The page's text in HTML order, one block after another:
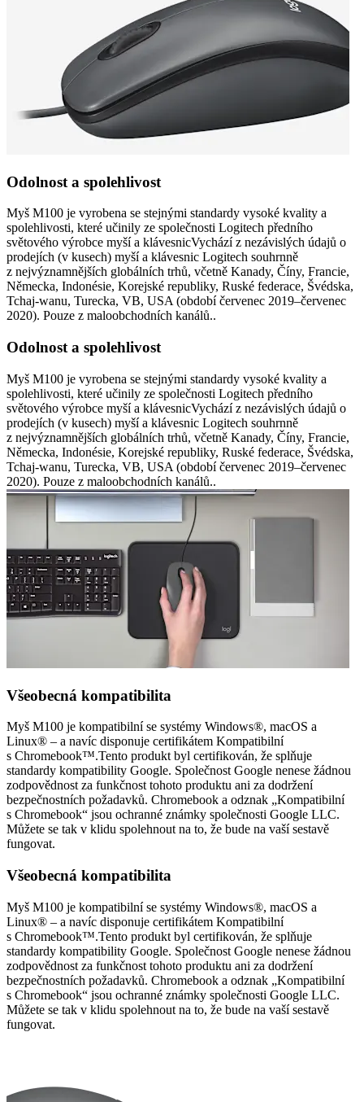
Odolnost a spolehlivost
Myš M100 je vyrobena se stejnými standardy vysoké kvality a
spolehlivosti, které učinily ze společnosti Logitech předního
světového výrobce myší a klávesnicVychází z nezávislých údajů o
prodejích (v kusech) myší a klávesnic Logitech souhrnně
z nejvýznamnějších globálních trhů, včetně Kanady, Číny, Francie,
Německa, Indonésie, Korejské republiky, Ruské federace, Švédska,
Tchaj-wanu, Turecka, VB, USA (období červenec 2019–červenec
2020). Pouze z maloobchodních kanálů..
Odolnost a spolehlivost
Myš M100 je vyrobena se stejnými standardy vysoké kvality a
spolehlivosti, které učinily ze společnosti Logitech předního
světového výrobce myší a klávesnicVychází z nezávislých údajů o
prodejích (v kusech) myší a klávesnic Logitech souhrnně
z nejvýznamnějších globálních trhů, včetně Kanady, Číny, Francie,
Německa, Indonésie, Korejské republiky, Ruské federace, Švédska,
Tchaj-wanu, Turecka, VB, USA (období červenec 2019–červenec
2020). Pouze z maloobchodních kanálů..
Všeobecná kompatibilita
Myš M100 je kompatibilní se systémy Windows®, macOS a
Linux® – a navíc disponuje certifikátem Kompatibilní
s Chromebook™.Tento produkt byl certifikován, že splňuje
standardy kompatibility Google. Společnost Google nenese žádnou
zodpovědnost za funkčnost tohoto produktu ani za dodržení
bezpečnostních požadavků. Chromebook a odznak „Kompatibilní
s Chromebook“ jsou ochranné známky společnosti Google LLC.
Můžete se tak v klidu spolehnout na to, že bude na vaší sestavě
fungovat.
Všeobecná kompatibilita
Myš M100 je kompatibilní se systémy Windows®, macOS a
Linux® – a navíc disponuje certifikátem Kompatibilní
s Chromebook™.Tento produkt byl certifikován, že splňuje
standardy kompatibility Google. Společnost Google nenese žádnou
zodpovědnost za funkčnost tohoto produktu ani za dodržení
bezpečnostních požadavků. Chromebook a odznak „Kompatibilní
s Chromebook“ jsou ochranné známky společnosti Google LLC.
Můžete se tak v klidu spolehnout na to, že bude na vaší sestavě
fungovat.